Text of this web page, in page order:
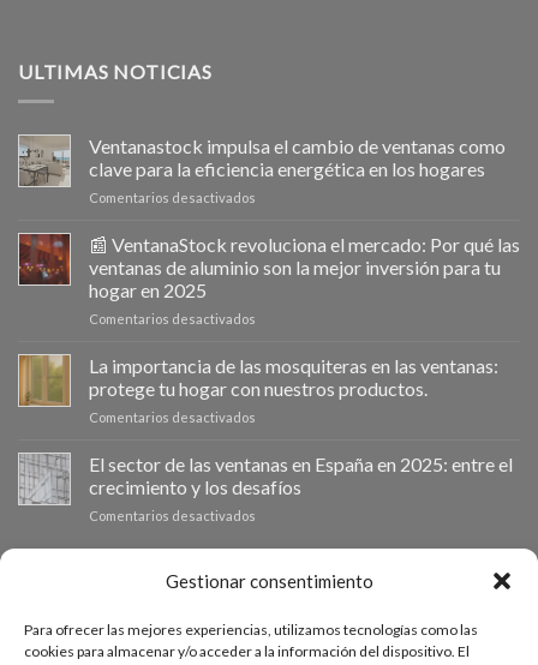
Gestionar consentimiento
Para ofrecer las mejores experiencias, utilizamos tecnologías como las
cookies para almacenar y/o acceder a la información del dispositivo. El
ULTIMAS NOTICIAS
Ventanastock impulsa el cambio de ventanas como
clave para la eficiencia energética en los hogares
Comentarios desactivados
impulsa
el
cambio
la
en
los
📰 VentanaStock revoluciona el mercado: Por qué las
ventanas de aluminio son la mejor inversión para tu
hogar en 2025
Comentarios desactivados
VentanaStock
revoluciona
el
qué
las
la
inversión
para
La importancia de las mosquiteras en las ventanas:
protege tu hogar con nuestros productos.
Comentarios desactivados
importancia
de
las
ventanas:
hogar
con
El sector de las ventanas en España en 2025: entre el
crecimiento y los desafíos
Comentarios desactivados
de
en
España
PRESUPUESTO A MEDIDA
Si necesitas ventanas de otras medidas puedes solicitar un